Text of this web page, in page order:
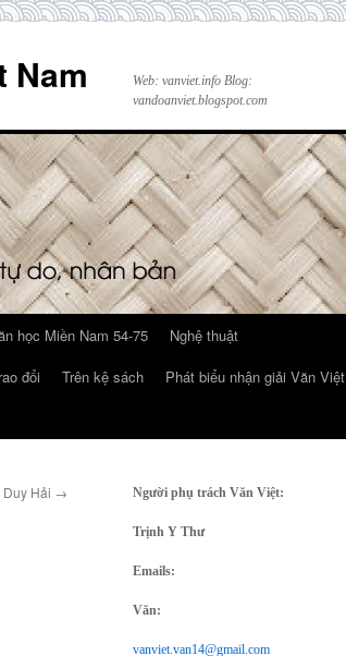
Nam
Web: vanviet.info Blog:
vandoanviet.blogspot.com
học Miền Nam 54-75
Nghệ thuật
đổi Trên kệ sách
Phát biểu nhận giải Văn Việt
Hải → Người phụ trách Văn Việt:
Trịnh Y Thư
Emails:
Văn:
vanviet.van14@gmail.com